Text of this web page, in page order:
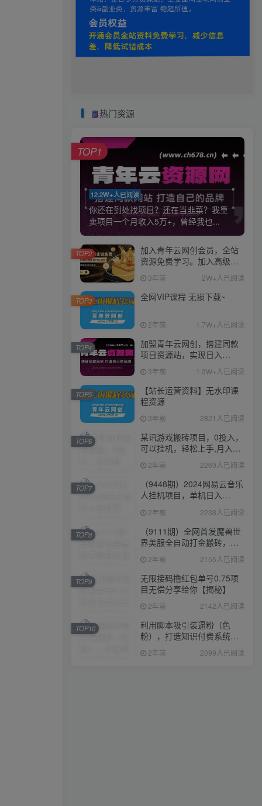
热门资源
12.2W+人已阅读
你还在到处找项目？还在当韭菜？我靠
卖项目一个月收入5万+，曾经我也...
TOP1
加入青年云网创会员，全站
资源免费学习。加入高级合
伙人，推广日入1000+
3年前 2W+人已阅读
TOP2
全网VIP课程 无损下载~
2年前 1.7W+人已阅读
TOP3
加盟青年云网创，搭建同款
项目资源站，实现日入
2000+
3年前 1.3W+人已阅读
TOP4
【站长运营资料】无水印课
程资源
3年前 2821人已阅读
TOP5
某讯游戏搬砖项目，0投入，
可以挂机，轻松上手,月入
3000+上不封顶
2年前 2269人已阅读
TOP6
（9448期）2024网易云音乐
人挂机项目，单机日入
150+，无脑月入5000+
2年前 2238人已阅读
TOP7
（9111期）全网首发魔兽世
界美服全自动打金搬砖，日
入1000+，简单好操作，保
姆级教学
2年前 2155人已阅读
TOP8
无限接码撸红包单号0.75项
目无偿分享给你【揭秘】
2年前 2142人已阅读
TOP9
利用脚本吸引装逼粉（色
粉），打造知识付费系统，
附388元美女写真项目
2年前 2099人已阅读
TOP10